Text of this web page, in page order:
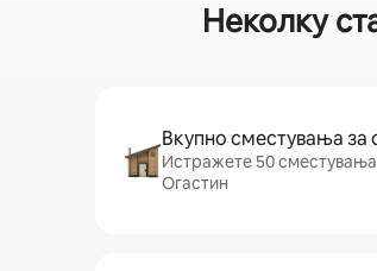
Неколку
Вкупно сместувања
Истражете 50
Огастин